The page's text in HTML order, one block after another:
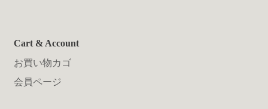
Cart & Account
お買い物カゴ
会員ページ